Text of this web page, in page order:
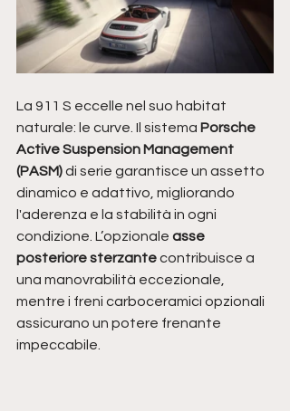
La 911 S eccelle nel suo habitat
naturale: le curve. Il sistema Porsche
Active Suspension Management
(PASM) di serie garantisce un assetto
dinamico e adattivo, migliorando
l'aderenza e la stabilità in ogni
condizione. L’opzionale asse
posteriore sterzante contribuisce a
una manovrabilità eccezionale,
mentre i freni carboceramici opzionali
assicurano un potere frenante
impeccabile.